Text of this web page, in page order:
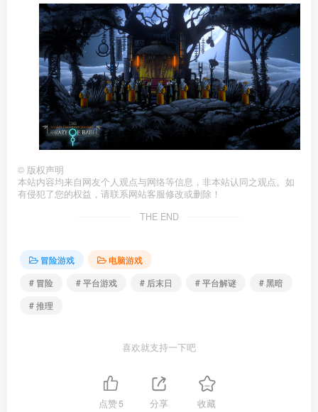
© 版权声明
本站内容均来自网友个人观点与网络等信息，非本站认同之观点。如
有侵犯了您的权益，请联系网站客服修改或删除！
THE END
冒险游戏
电脑游戏
# 冒险
# 平台游戏 # 后末日 # 平台解谜
# 黑暗
# 推理
喜欢就支持一下吧
点赞5 分享 收藏